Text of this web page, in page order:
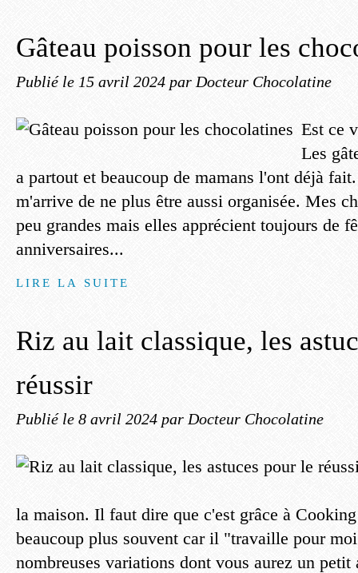
Gâteau poisson pour les
Publié le 15 avril 2024 par Docteur Chocolatine
Est ce
Les
a partout et beaucoup de mamans l'ont déjà
m'arrive de ne plus être aussi organisée. Mes
peu grandes mais elles apprécient toujours de
anniversaires...
LIRE LA SUITE
Riz au lait classique, les
réussir
Publié le 8 avril 2024 par Docteur Chocolatine
la maison. Il faut dire que c'est grâce à
beaucoup plus souvent car il "travaille pour
nombreuses variations dont vous aurez un